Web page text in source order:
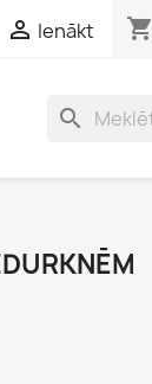
 Ienākt shopping_cart
search